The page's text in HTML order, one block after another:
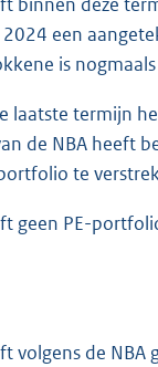
een
is
termijn
de NBA heeft
te
PE-portfolio
de NBA